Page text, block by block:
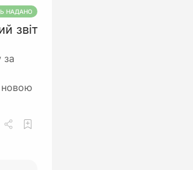
НАДАНО
звіт
за
новою